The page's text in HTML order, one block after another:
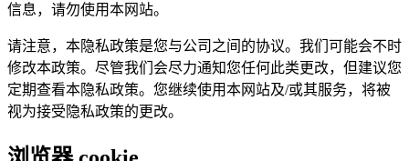
信息，请勿使用本网站。
请注意，本隐私政策是您与公司之间的协议。我们可能会不时
修改本政策。尽管我们会尽力通知您任何此类更改，但建议您
定期查看本隐私政策。您继续使用本网站及/或其服务，将被
视为接受隐私政策的更改。